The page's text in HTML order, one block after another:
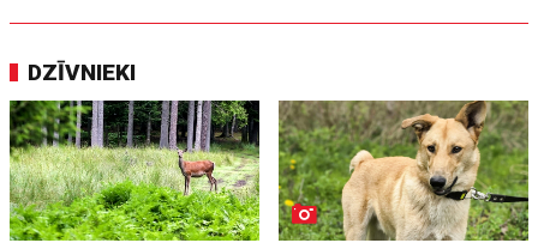
DZĪVNIEKI